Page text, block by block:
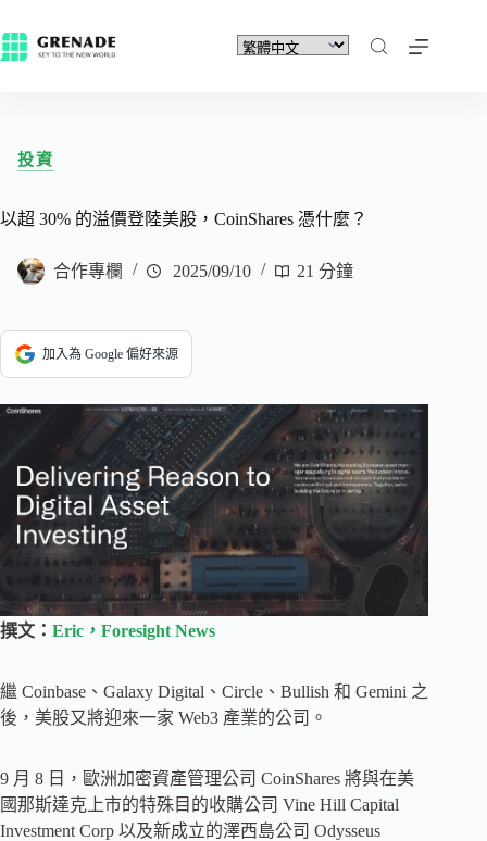
投資
以超 30% 的溢價登陸美股，CoinShares 憑什麼？
合作專欄 2025/09/10 21 分鐘
加入為 Google 偏好來源
撰文： Eric，Foresight News
繼 Coinbase、Galaxy Digital、Circle、Bullish 和 Gemini 之
後，美股又將迎來一家 Web3 產業的公司。
9 月 8 日，歐洲加密資產管理公司 CoinShares 將與在美
國那斯達克上市的特殊目的收購公司 Vine Hill Capital
Investment Corp 以及新成立的澤西島公司 Odysseus